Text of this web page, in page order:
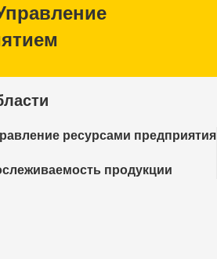
ресурсами предприятия
продукции